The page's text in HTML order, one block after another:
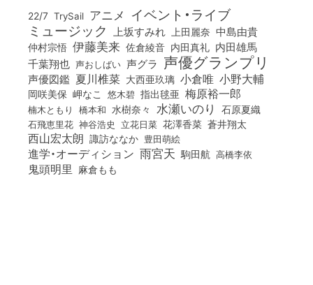
22/7 TrySail アニメ イベント・ライブ
ミュージック 上坂すみれ 上田麗奈 中島由貴
仲村宗悟 伊藤美来 佐倉綾音 内田真礼 内田雄馬
千葉翔也 声おしばい 声グラ 声優グランプリ
声優図鑑 夏川椎菜 大西亜玖璃 小倉唯 小野大輔
岡咲美保 岬なこ 悠木碧 指出毬亜 梅原裕一郎
楠木ともり 橋本和 水樹奈々 水瀬いのり 石原夏織
石飛恵里花 神谷浩史 立花日菜 花澤香菜 蒼井翔太
西山宏太朗 諏訪ななか 豊田萌絵
進学・オーディション 雨宮天 駒田航 高橋李依
鬼頭明里 麻倉もも